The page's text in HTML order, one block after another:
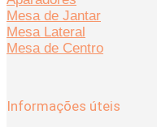
Mesa de Jantar
Mesa Lateral
Mesa de Centro
Informações úteis